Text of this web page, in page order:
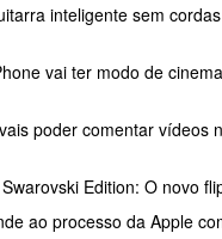
inteligente sem
vai ter modo de
poder comentar vídeos
Edition: O novo
ao processo da Apple